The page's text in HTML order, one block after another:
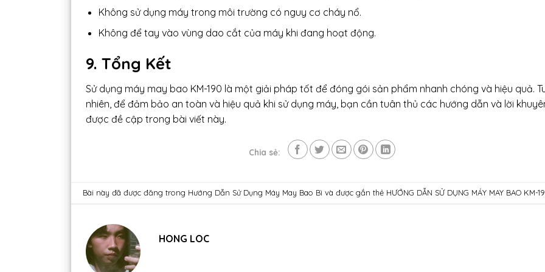
Không sử dụng máy trong môi trường có nguy cơ cháy nổ.
Không để tay vào vùng dao cắt của máy khi đang hoạt động.
9. Tổng Kết
Sử dụng máy may bao KM-190 là một giải pháp tốt để đóng gói sản phẩm nhanh chóng và hiệu quả.
nhiên, để đảm bảo an toàn và hiệu quả khi sử dụng máy, bạn cần tuân thủ các hướng dẫn và lời
được đề cập trong bài viết này.
Chia sẻ:
Bài này đã được đăng trong Hướng Dẫn Sử Dụng Máy May Bao Bì và được gắn thẻ HƯỚNG DẪN SỬ DỤNG MÁY MAY BAO KM-
HONG LOC